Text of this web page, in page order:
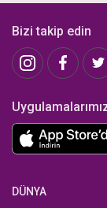
Bizi takip edin
DÜNYA